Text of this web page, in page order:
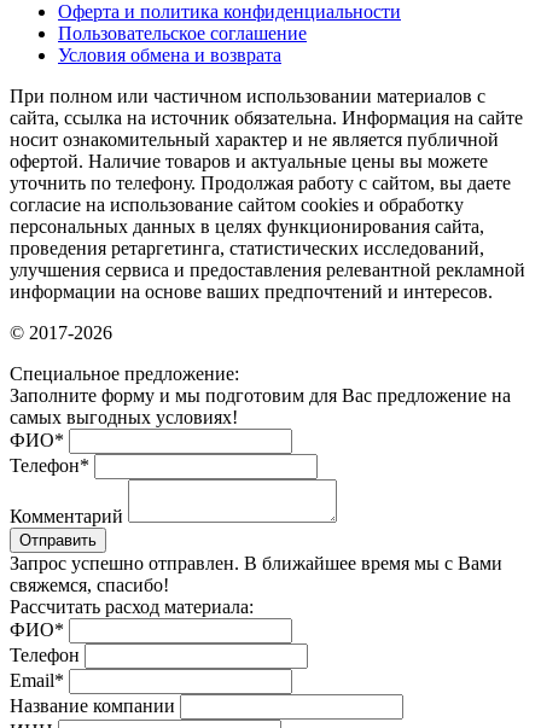
Оферта и политика конфиденциальности
Пользовательское соглашение
Условия обмена и возврата
При полном или частичном использовании материалов с
сайта, ссылка на источник обязательна. Информация на сайте
носит ознакомительный характер и не является публичной
офертой. Наличие товаров и актуальные цены вы можете
уточнить по телефону. Продолжая работу с сайтом, вы даете
согласие на использование сайтом cookies и обработку
персональных данных в целях функционирования сайта,
проведения ретаргетинга, статистических исследований,
улучшения сервиса и предоставления релевантной рекламной
информации на основе ваших предпочтений и интересов.
© 2017-2026
Специальное предложение:
Заполните форму и мы подготовим для Вас предложение на
самых выгодных условиях!
ФИО*
Телефон*
Комментарий
Отправить
Запрос успешно отправлен. В ближайшее время мы с Вами
свяжемся, спасибо!
Рассчитать расход материала:
ФИО*
Телефон
Email*
Название компании